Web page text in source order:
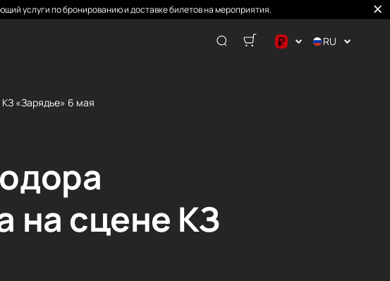
услуги по бронированию и доставке билетов на мероприятия.
₽ RU
«Зарядье» 6 мая
на сцене КЗ